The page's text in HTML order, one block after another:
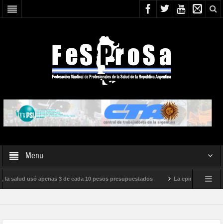
Menu
usó apenas 3 de cada 10 pesos presupuestados La epidemia de